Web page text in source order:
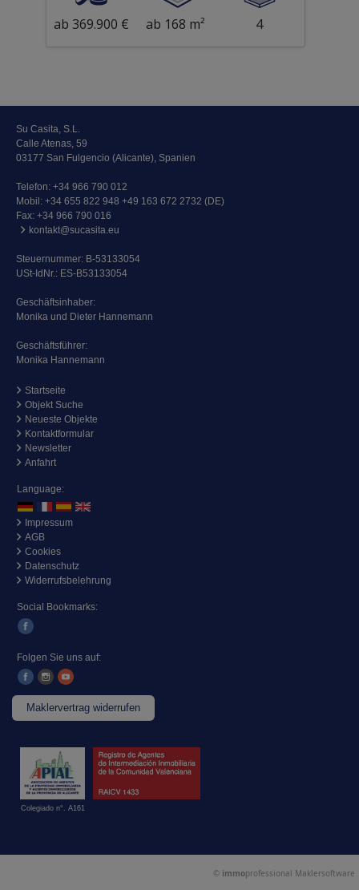
ab 369.900 €
ab 168 m² 4
Su Casita, S.L.
Calle Atenas, 59
03177 San Fulgencio (Alicante), Spanien
Telefon: +34 966 790 012
Mobil: +34 655 822 948 +49 163 672 2732 (DE)
Fax: +34 966 790 016
kontakt@sucasita.eu
Steuernummer: B-53133054
USt-IdNr.: ES-B53133054
Geschäftsinhaber:
Monika und Dieter Hannemann
Geschäftsführer:
Monika Hannemann
Startseite
Objekt Suche
Neueste Objekte
Kontaktformular
Newsletter
Anfahrt
Language:
Impressum
AGB
Cookies
Datenschutz
Widerrufsbelehrung
Social Bookmarks:
Folgen Sie uns auf:
Maklervertrag widerrufen
Colegiado n°. A161
© immoprofessional Maklersoftware